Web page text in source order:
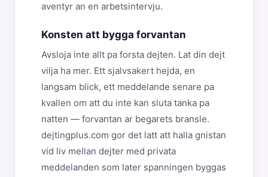
aventyr an en arbetsintervju.
Konsten att bygga forvantan
Avsloja inte allt pa forsta dejten. Lat din dejt
vilja ha mer. Ett sjalvsakert hejda, en
langsam blick, ett meddelande senare pa
kvallen om att du inte kan sluta tanka pa
natten — forvantan ar begarets bransle.
dejtingplus.com gor det latt att halla gnistan
vid liv mellan dejter med privata
meddelanden som later spanningen byggas